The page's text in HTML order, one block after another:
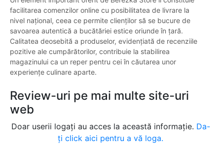
facilitarea comenzilor online cu posibilitatea de livrare la
nivel național, ceea ce permite clienților să se bucure de
savoarea autentică a bucătăriei estice oriunde în țară.
Calitatea deosebită a produselor, evidențiată de recenziile
pozitive ale cumpărătorilor, contribuie la stabilirea
magazinului ca un reper pentru cei în căutarea unor
experiențe culinare aparte.
Review-uri pe mai multe site-uri
web
Doar userii logați au acces la această informație. Da-
ți click aici pentru a vă loga.